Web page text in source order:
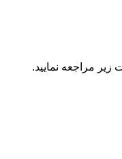
مراجعه نمایید.